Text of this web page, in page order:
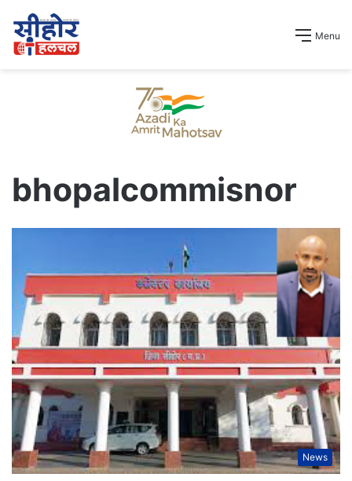
Menu
bhopalcommisnor
News